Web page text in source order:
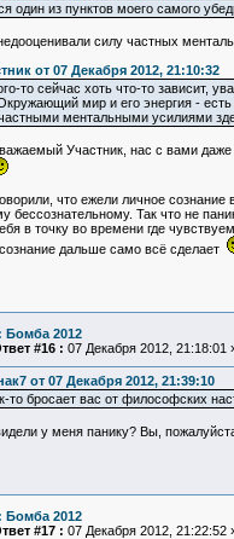
один из пунктов моего самого
силу частных
от 07 Декабря 2012, 21:10:32
то сейчас хоть что-то зависит,
мир и его энергия -
ментальными усилиями
Участник, нас с вами
что ежели личное
бессознательному. Так что не
в точку во времени где
дальше само всё сделает
Бомба 2012
#16 : 07 Декабря 2012, 21:18:01
от 07 Декабря 2012, 21:39:10
то бросает вас от философских
у меня панику? Вы,
Бомба 2012
#17 : 07 Декабря 2012, 21:22:52